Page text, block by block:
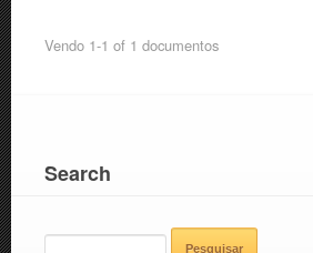
Vendo 1-1 of 1 documentos
Search
PESQUISAR